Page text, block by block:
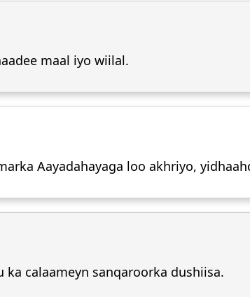
maal iyo wiilal.
Aayadahayaga loo akhriyo,
ka calaameyn sanqaroorka dushiisa.